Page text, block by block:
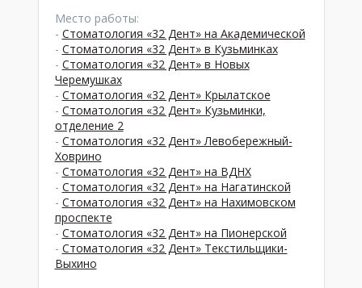
Место работы:
- Стоматология «32 Дент» на Академической
- Стоматология «32 Дент» в Кузьминках
- Стоматология «32 Дент» в Новых
Черемушках
- Стоматология «32 Дент» Крылатское
- Стоматология «32 Дент» Кузьминки,
отделение 2
- Стоматология «32 Дент» Левобережный-
Ховрино
- Стоматология «32 Дент» на ВДНХ
- Стоматология «32 Дент» на Нагатинской
- Стоматология «32 Дент» на Нахимовском
проспекте
- Стоматология «32 Дент» на Пионерской
- Стоматология «32 Дент» Текстильщики-
Выхино